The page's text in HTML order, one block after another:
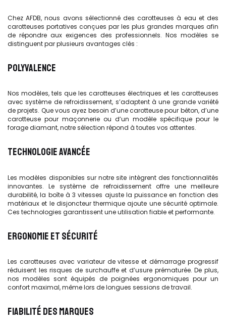
Chez AFDB, nous avons sélectionné des carotteuses à eau et des
carotteuses portatives conçues par les plus grandes marques afin
de répondre aux exigences des professionnels. Nos modèles se
distinguent par plusieurs avantages clés :
POLYVALENCE
Nos modèles, tels que les carotteuses électriques et les carotteuses
avec système de refroidissement, s’adaptent à une grande variété
de projets. Que vous ayez besoin d’une carotteuse pour béton, d’une
carotteuse pour maçonnerie ou d’un modèle spécifique pour le
forage diamant, notre sélection répond à toutes vos attentes.
TECHNOLOGIE AVANCÉE
Les modèles disponibles sur notre site intègrent des fonctionnalités
innovantes. Le système de refroidissement offre une meilleure
durabilité, la boîte à 3 vitesses ajuste la puissance en fonction des
matériaux et le disjoncteur thermique ajoute une sécurité optimale.
Ces technologies garantissent une utilisation fiable et performante.
ERGONOMIE ET SÉCURITÉ
Les carotteuses avec variateur de vitesse et démarrage progressif
réduisent les risques de surchauffe et d’usure prématurée. De plus,
nos modèles sont équipés de poignées ergonomiques pour un
confort maximal, même lors de longues sessions de travail.
FIABILITÉ DES MARQUES